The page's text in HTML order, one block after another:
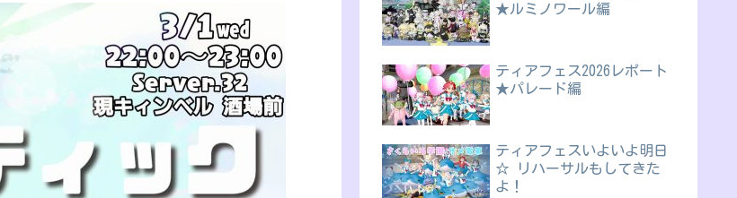
★ルミノワール編
ティアフェス2026レポート
★パレード編
ティアフェスいよいよ明日
☆ リハーサルもしてきた
よ！